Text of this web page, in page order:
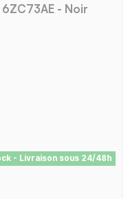
- Noir
- Livraison sous 24/48h